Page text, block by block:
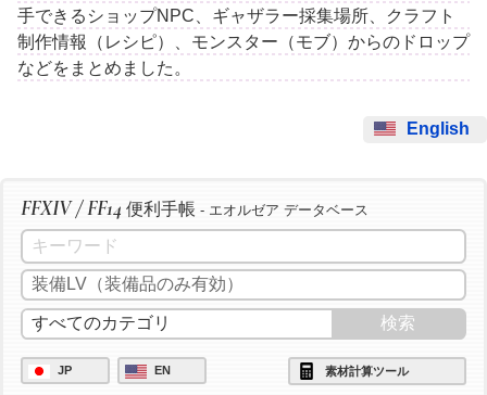
手できるショップNPC、ギャザラー採集場所、クラフト
制作情報（レシピ）、モンスター（モブ）からのドロップ
などをまとめました。
English
FFXIV / FF14 便利手帳 - エオルゼア データベース
JP EN 素材計算ツール